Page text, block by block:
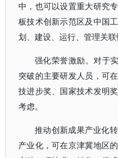
中，也可以设置重大研究
板技术创新示范区及中国
划、建设、运行、管理关联
强化荣誉激励。对于
突破的主要研发人员，可
技进步奖、国家技术发明
考虑。
推动创新成果产业化
产业化，可在京津冀地区